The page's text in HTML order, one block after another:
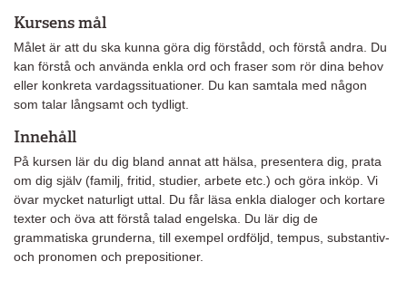
Kursens mål
Målet är att du ska kunna göra dig förstådd, och förstå andra. Du
kan förstå och använda enkla ord och fraser som rör dina behov
eller konkreta vardagssituationer. Du kan samtala med någon
som talar långsamt och tydligt.
Innehåll
På kursen lär du dig bland annat att hälsa, presentera dig, prata
om dig själv (familj, fritid, studier, arbete etc.) och göra inköp. Vi
övar mycket naturligt uttal. Du får läsa enkla dialoger och kortare
texter och öva att förstå talad engelska. Du lär dig de
grammatiska grunderna, till exempel ordföljd, tempus, substantiv-
och pronomen och prepositioner.